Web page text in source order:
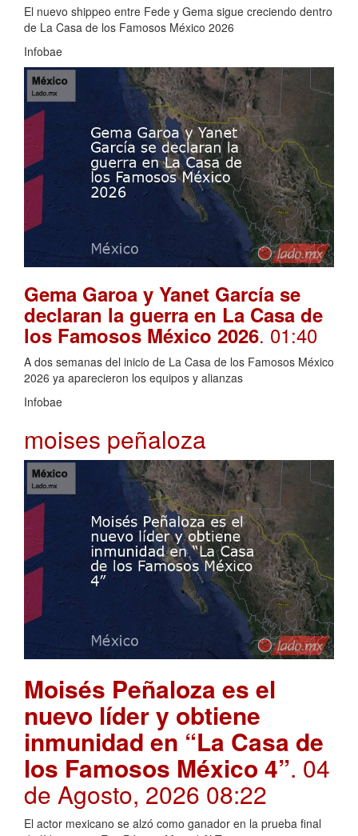
El nuevo shippeo entre Fede y Gema sigue creciendo dentro
de La Casa de los Famosos México 2026
Infobae
Gema Garoa y Yanet García se
declaran la guerra en La Casa de
los Famosos México 2026. 01:40
A dos semanas del inicio de La Casa de los Famosos México
2026 ya aparecieron los equipos y alianzas
Infobae
moises peñaloza
Moisés Peñaloza es el
nuevo líder y obtiene
inmunidad en “La Casa de
los Famosos México 4”. 04
de Agosto, 2026 08:22
El actor mexicano se alzó como ganador en la prueba final